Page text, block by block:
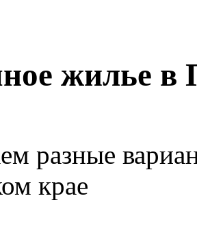
жилье в
разные
крае